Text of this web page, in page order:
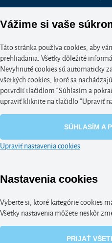
Vážime si vaše
Táto stránka používa cookies, aby
prehliadania. Všetky dôležité
Nevyhnuté cookies sú automaticky
všetkých cookies, ktoré sa
potvrdiť tlačidlom “Súhlasím a
upraviť kliknite na tlačidlo “Upraviť
SÚHLASÍM A
Upraviť nastavenia cookies
Nastavenia cookies
Vyberte si, ktoré kategórie cookies
Všetky nastavenia môžete neskôr
PRIJAŤ